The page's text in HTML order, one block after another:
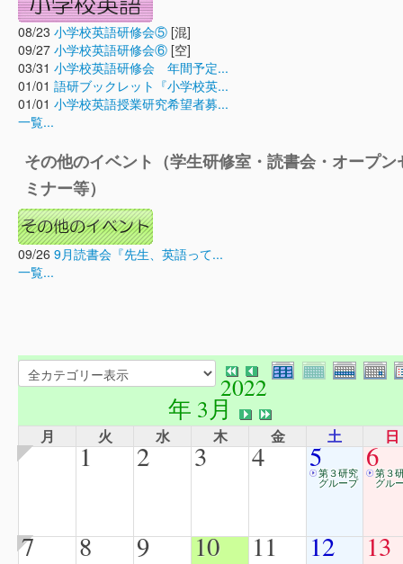
08/23 小学校英語研修会⑤ [混]
09/27 小学校英語研修会⑥ [空]
03/31 小学校英語研修会 年間予定...
01/01 語研ブックレット『小学校英...
01/01 小学校英語授業研究希望者募...
一覧...
その他のイベント（学生研修室・読書会・オープン
ミナー等）
09/26 9月読書会『先生、英語って...
一覧...
2022
年 3月
月 火 水 木 金 土 日
1 2 3 4 5第３研究
グループ
6第３
グル
7 8 9 10 11 12 13